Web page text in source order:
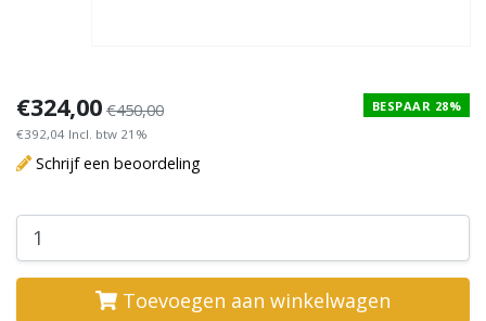
€324,00 €450,00
€392,04 Incl. btw 21%
BESPAAR 28%
Schrijf een beoordeling
Toevoegen aan winkelwagen